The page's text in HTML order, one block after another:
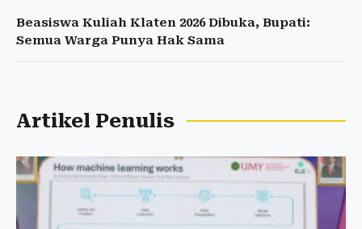
Beasiswa Kuliah Klaten 2026 Dibuka, Bupati:
Semua Warga Punya Hak Sama
Artikel Penulis